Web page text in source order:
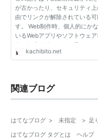
が古かったり、セキュリティ
由でリンクが解除されている可
す。 Web制作時、個人的にか
いるWebアプリやソフトウェ
介。何度お勧めしても足りない
ています。低スキルな 自分に
kachibito.net
関連ブログ
はてなブログ > 未指定 > 足
はてなブログ タグとは
ヘルプ